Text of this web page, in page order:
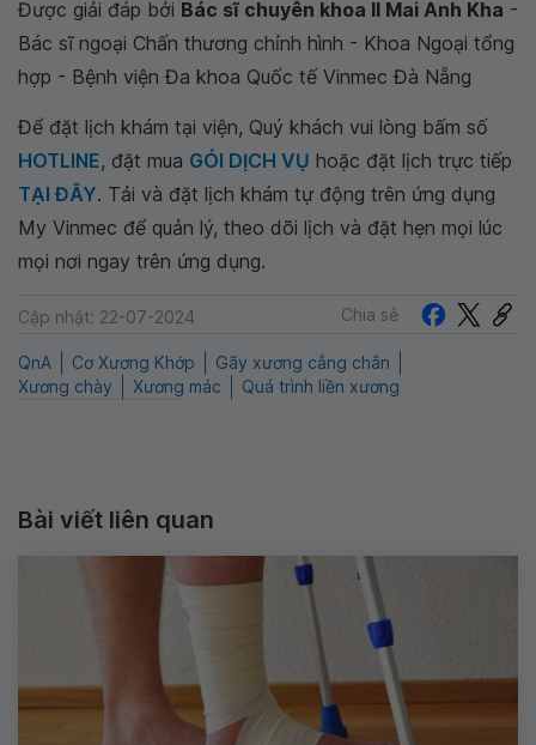
Được giải đáp bởi Bác sĩ chuyên khoa II Mai Anh Kha -
Bác sĩ ngoại Chấn thương chỉnh hình - Khoa Ngoại tổng
hợp - Bệnh viện Đa khoa Quốc tế Vinmec Đà Nẵng
Để đặt lịch khám tại viện, Quý khách vui lòng bấm số
HOTLINE, đặt mua GÓI DỊCH VỤ hoặc đặt lịch trực tiếp
TẠI ĐÂY. Tải và đặt lịch khám tự động trên ứng dụng
My Vinmec để quản lý, theo dõi lịch và đặt hẹn mọi lúc
mọi nơi ngay trên ứng dụng.
Cập nhật: 22-07-2024 Chia sẻ
QnA Cơ Xương Khớp
Gãy xương cẳng chân
Xương chày
Xương mác Quá trình liền xương
Bài viết liên quan